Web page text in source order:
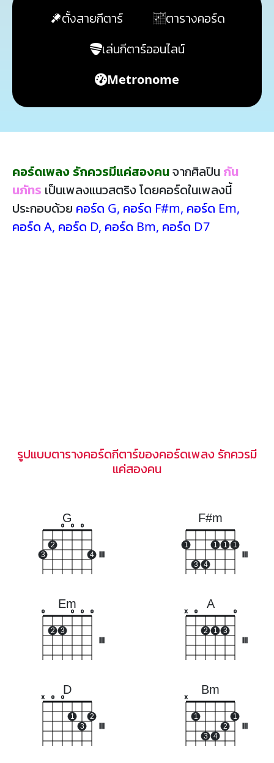
ตั้งสายกีตาร์
ตารางคอร์ด
เล่นกีตาร์ออนไลน์
Metronome
คอร์ดเพลง รักควรมีแค่สองคนจากศิลปิน กัน
นภัทร เป็นเพลงแนวสตริง โดยคอร์ดในเพลงนี้
ประกอบด้วย คอร์ด G, คอร์ด F#m, คอร์ด Em,
คอร์ด A, คอร์ด D, คอร์ด Bm, คอร์ด D7
รูปแบบตารางคอร์ดกีตาร์ของคอร์ดเพลง รักควรมี
แค่สองคน
G
3
2
o o o
4
F#m
1
3 4
1 1 1
Em
o
2 3
o o o
A
x o
2 1 3
o
D
x o o
1
3
2
Bm
x
1
3 4
2
1